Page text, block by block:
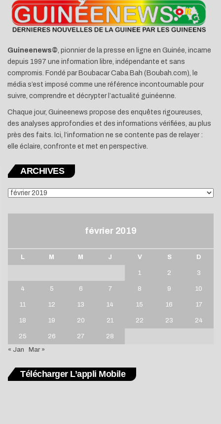
Guineenews© , pionnier de la presse en ligne en Guinée, incarne
depuis 1997 une information libre, indépendante et sans
compromis. Fondé par Boubacar Caba Bah (Boubah.com), le
média s’est imposé comme une référence incontournable pour
suivre, comprendre et décrypter l’actualité guinéenne.
Chaque jour, Guineenews propose des enquêtes rigoureuses,
des analyses approfondies et des informations vérifiées, au plus
près des faits. Ici, l’information ne se contente pas de relayer :
elle éclaire, confronte et met en perspective.
ARCHIVES
ARCHIVES
février 2019
L M M J V S D
1 2 3
4 5 6 7 8 9 10
11 12 13 14 15 16 17
18 19 20 21 22 23 24
25 26 27
28
« Jan
Mar »
Télécharger L’appli Mobile